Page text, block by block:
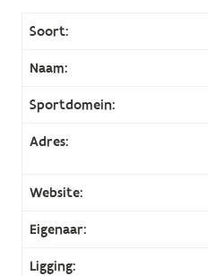
Soort:
Naam:
Sportdomein:
Adres:
Website:
Eigenaar:
Ligging: